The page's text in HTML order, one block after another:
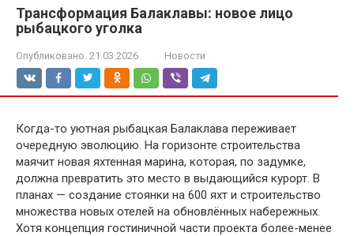
Трансформация Балаклавы: новое лицо
рыбацкого уголка
Опубликовано: 21.03.2026 Новости
Когда-то уютная рыбацкая Балаклава переживает
очередную эволюцию. На горизонте строительства
маячит новая яхтенная марина, которая, по задумке,
должна превратить это место в выдающийся курорт. В
планах — создание стоянки на 600 яхт и строительство
множества новых отелей на обновлённых набережных.
Хотя концепция гостиничной части проекта более-менее